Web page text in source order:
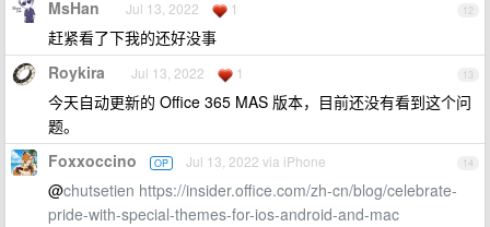
12
MsHan Jul 13, 2022 1
赶紧看了下我的还好没事
13
Roykira Jul 13, 2022 1
今天自动更新的 Office 365 MAS 版本，目前还没有看到这个问
题。
14
Foxxoccino OP Jul 13, 2022 via iPhone
@chutsetien https://insider.office.com/zh-cn/blog/celebrate-
pride-with-special-themes-for-ios-android-and-mac